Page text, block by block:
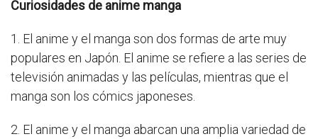
Curiosidades de anime manga
1. El anime y el manga son dos formas de arte muy
populares en Japón. El anime se refiere a las series de
televisión animadas y las películas, mientras que el
manga son los cómics japoneses.
2. El anime y el manga abarcan una amplia variedad de